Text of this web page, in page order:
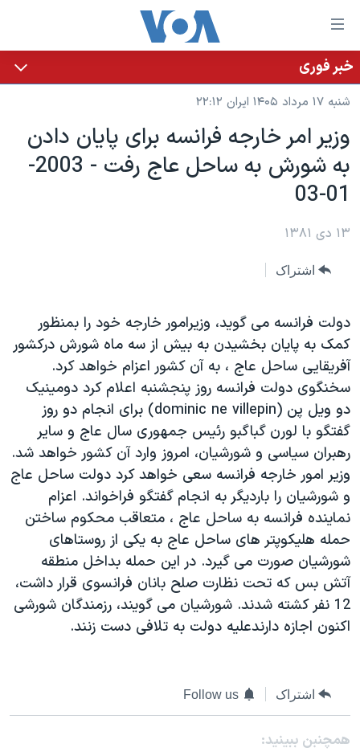
لینکهای
قابل
دسترسی
جهش
محتوای
اصلی
جهش
صفحه
جهش
جستجو
خانه
نسخه سبک وب‌سایت
موضوع ها
ایران
آمریکا
جهان
ویژه برنامه‌ها
ویدیوها
فرهنگ و زندگی
حقوق شهروندی
اقتصادی
علم و فناوری
اسرائیل در جنگ
گالری عکس
آرشیو پخش زنده
برنامه های تلویزیونی
جدول برنامه ها
صفحه‌های ویژه
بایگانی برنامه‌های تلویزیونی
مستندها
انتخابات ریاست جمهوری آمریکا ۲۰۲۴
حمله جمهوری اسلامی به اسرائیل
رمز مهسا
ورزش زنان در ایران
اعتراضات زن، زندگی، آزادی
مجموعه مستندهای دادخواهی
تریبونال مردمی آبان ۹۸
دادگاه حمید نوری
چهل سال گروگان‌گیری
اعتراضات مردمی آبان ۹۸
نرگس محمدی برنده جایزه نوبل صلح
فرکانس‌های صدای آمریکا
یادگیری زبان انگلیسی
دنبال کنید
زبانهای مختلف
خبر فوری
شنبه ۱۷ مرداد ۱۴۰۵ ایران ۲۲:۱۲
وزير امر خارجه فرانسه برای پايان دادن
به شورش به ساحل عاج رفت - 2003-
01-03
۱۳ دی ۱۳۸۱
اشتراک
دولت فرانسه می گويد، وزيرامور خارجه خود را بمنظور
کمک به پايان بخشيدن به بيش از سه ماه شورش درکشور
آفريقايی ساحل عاج ، به آن کشور اعزام خواهد کرد.
سخنگوی دولت فرانسه روز پنجشنبه اعلام کرد دومينيک
دو ويل پن (dominic ne villepin) برای انجام دو روز
گفتگو با لورن گباگبو رئيس جمهوری سال عاج و ساير
رهبران سياسی و شورشيان، امروز وارد آن کشور خواهد شد.
وزير امور خارجه فرانسه سعی خواهد کرد دولت ساحل عاج
و شورشيان را بارديگر به انجام گفتگو فراخواند. اعزام
نماينده فرانسه به ساحل عاج ، متعاقب محکوم ساختن
حمله هليکوپتر های ساحل عاج به يکی از روستاهای
شورشيان صورت می گيرد. در اين حمله بداخل منطقه
آتش بس که تحت نظارت صلح بانان فرانسوی قرار داشت،
12 نفر کشته شدند. شورشيان می گويند، رزمندگان شورشی
اکنون اجازه دارندعليه دولت به تلافی دست زنند.
اشتراک Follow us
همچنبن ببینید: